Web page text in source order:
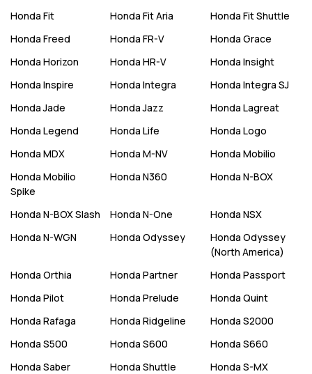
Honda Fit Honda Fit Aria Honda Fit Shuttle
Honda Freed Honda FR-V Honda Grace
Honda Horizon Honda HR-V Honda Insight
Honda Inspire Honda Integra Honda Integra SJ
Honda Jade Honda Jazz Honda Lagreat
Honda Legend Honda Life Honda Logo
Honda MDX Honda M-NV Honda Mobilio
Honda Mobilio
Spike
Honda N360 Honda N-BOX
Honda N-BOX Slash Honda N-One Honda NSX
Honda N-WGN Honda Odyssey Honda Odyssey
(North America)
Honda Orthia Honda Partner Honda Passport
Honda Pilot Honda Prelude Honda Quint
Honda Rafaga Honda Ridgeline Honda S2000
Honda S500 Honda S600 Honda S660
Honda Saber Honda Shuttle Honda S-MX